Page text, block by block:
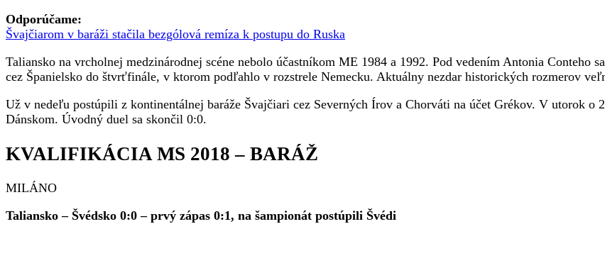
Odporúčame:
Švajčiarom v baráži stačila bezgólová remíza k postupu do Ruska
Taliansko na vrcholnej medzinárodnej scéne nebolo účastníkom ME 1984 a 1992. Pod vedením Antonia Conteho
cez Španielsko do štvrťfinále, v ktorom podľahlo v rozstrele Nemecku. Aktuálny nezdar historických rozmerov
Už v nedeľu postúpili z kontinentálnej baráže Švajčiari cez Severných Írov a Chorváti na účet Grékov. V utorok o
Dánskom. Úvodný duel sa skončil 0:0.
KVALIFIKÁCIA MS 2018 – BARÁŽ
MILÁNO
Taliansko – Švédsko 0:0 – prvý zápas 0:1, na šampionát postúpili Švédi